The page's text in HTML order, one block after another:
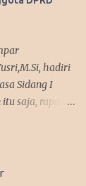
kata
Kota
hadiri
Sidang I
saja, rapat
dapil,